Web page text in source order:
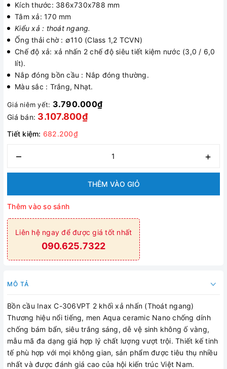
Kích thước: 386x730x788 mm
Tâm xả: 170 mm
Kiểu xả : thoát ngang.
Ống thải chờ : ∅110 (Class 1,2 TCVN)
Chế độ xả: xả nhấn 2 chế độ siêu tiết kiệm nước (3,0 / 6,0
lít).
Nắp đóng bồn cầu : Nắp đóng thường.
Màu sắc : Trắng, Nhạt.
Giá niêm yết: 3.790.000₫
Giá bán: 3.107.800₫
Tiết kiệm: 682.200₫
– +
THÊM VÀO GIỎ
Thêm vào so sánh
Liên hệ ngay để được giá tốt nhất
090.625.7322
MÔ TẢ
Bồn cầu Inax C-306VPT 2 khối xả nhấn (Thoát ngang)
Thương hiệu nổi tiếng, men Aqua ceramic Nano chống dính
chống bám bẩn, siêu trắng sáng, dễ vệ sinh không ố vàng,
mẫu mã đa dạng giá hợp lý chất lượng vượt trội. Thiết kế tinh
tế phù hợp với mọi không gian, sản phẩm được tiêu thụ nhiều
nhất và được đánh giá cao của hội kiến trúc Việt Nam.